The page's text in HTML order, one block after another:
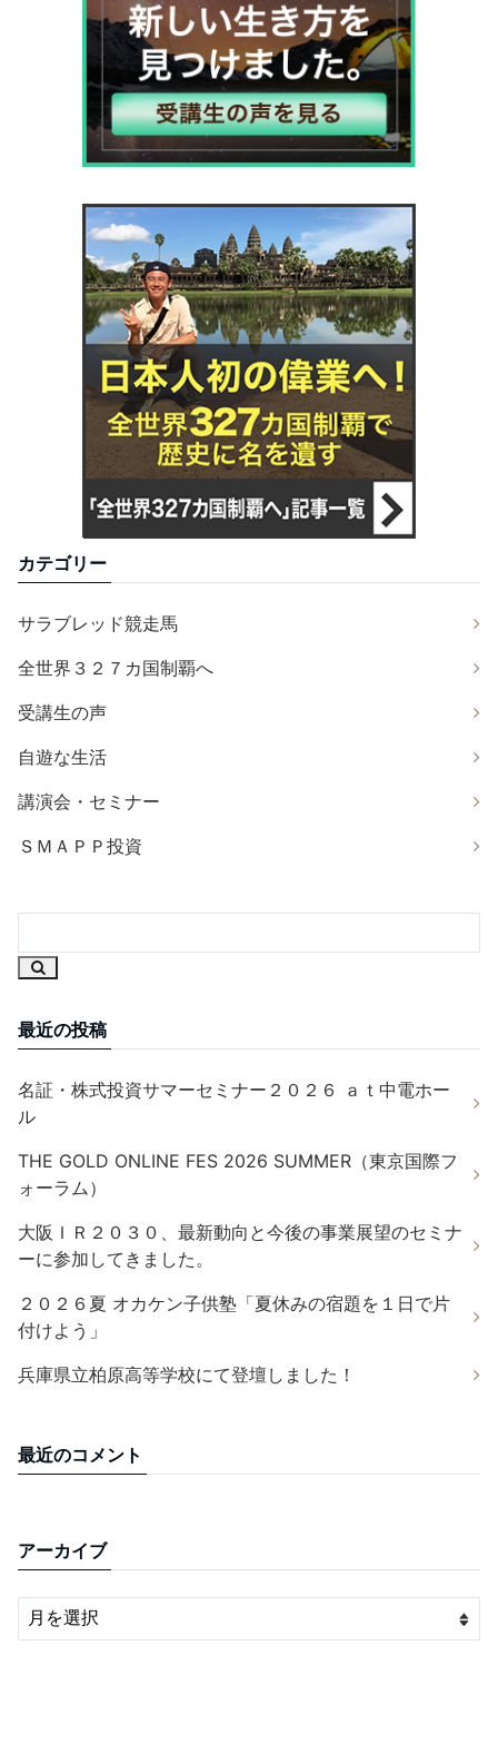
カテゴリー
サラブレッド競走馬
全世界３２７カ国制覇へ
受講生の声
自遊な生活
講演会・セミナー
ＳＭＡＰＰ投資
最近の投稿
名証・株式投資サマーセミナー２０２６ ａｔ中電ホー
ル
THE GOLD ONLINE FES 2026 SUMMER（東京国際フ
ォーラム）
大阪ＩＲ２０３０、最新動向と今後の事業展望のセミナ
ーに参加してきました。
２０２６夏 オカケン子供塾「夏休みの宿題を１日で片
付けよう」
兵庫県立柏原高等学校にて登壇しました！
最近のコメント
アーカイブ